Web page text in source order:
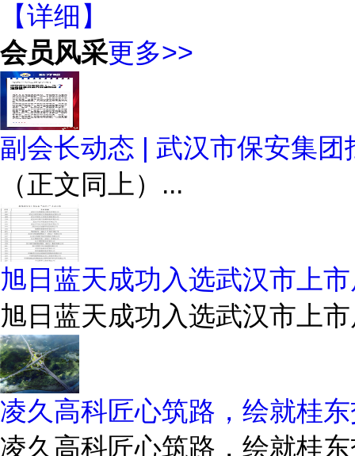
【详细】
会员风采更多>>
副会长动态 | 武汉市保安集
（正文同上）...
旭日蓝天成功入选武汉市上市
旭日蓝天成功入选武汉市上市
凌久高科匠心筑路，绘就桂
凌久高科匠心筑路，绘就桂